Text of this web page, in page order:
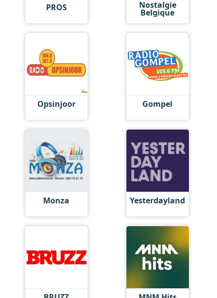
PROS Nostalgie
Belgique
Opsinjoor Gompel
Monza Yesterdayland